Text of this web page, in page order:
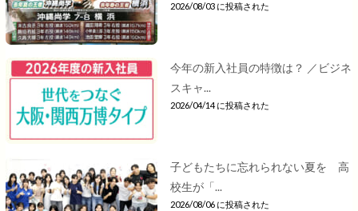
2026/08/03 に投稿された
今年の新入社員の特徴は？ ／ビジネ
スキャ...
2026/04/14 に投稿された
子どもたちに忘れられない夏を 高
校生が「...
2026/08/06 に投稿された